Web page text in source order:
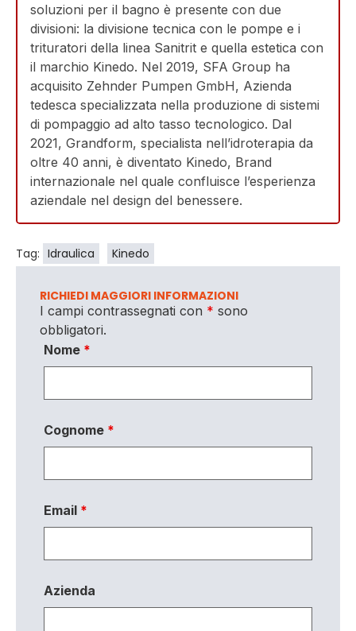
soluzioni per il bagno è presente con due
divisioni: la divisione tecnica con le pompe e i
trituratori della linea Sanitrit e quella estetica con
il marchio Kinedo. Nel 2019, SFA Group ha
acquisito Zehnder Pumpen GmbH, Azienda
tedesca specializzata nella produzione di sistemi
di pompaggio ad alto tasso tecnologico. Dal
2021, Grandform, specialista nell’idroterapia da
oltre 40 anni, è diventato Kinedo, Brand
internazionale nel quale confluisce l’esperienza
aziendale nel design del benessere.
Tag: Idraulica Kinedo
RICHIEDI MAGGIORI INFORMAZIONI
I campi contrassegnati con * sono
obbligatori.
Nome *
Cognome *
Email *
Azienda